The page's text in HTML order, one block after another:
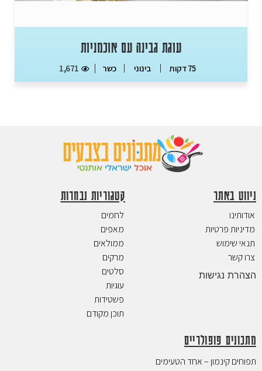
עוגת גבינה עם אוכמניות
75 דקות בינוני כשר 1,671
ניווט באתר
אודותינו
מדיניות פרטיות
תנאי שימוש
צרו קשר
הצהרת נגישות
קטגוריות נבחרות
לחמים
מאפים
ממולאים
מרקים
סלטים
עוגיות
פשטידות
תוכן מקודם
מתכונים פופולריים
תפוחים קינמון – אחד הטעימים